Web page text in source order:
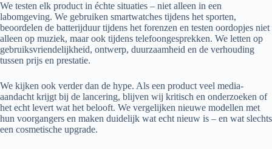
We testen elk product in échte situaties – niet alleen in een
labomgeving. We gebruiken smartwatches tijdens het sporten,
beoordelen de batterijduur tijdens het forenzen en testen oordopjes niet
alleen op muziek, maar ook tijdens telefoongesprekken. We letten op
gebruiksvriendelijkheid, ontwerp, duurzaamheid en de verhouding
tussen prijs en prestatie.
We kijken ook verder dan de hype. Als een product veel media-
aandacht krijgt bij de lancering, blijven wij kritisch en onderzoeken of
het echt levert wat het belooft. We vergelijken nieuwe modellen met
hun voorgangers en maken duidelijk wat echt nieuw is – en wat slechts
een cosmetische upgrade.